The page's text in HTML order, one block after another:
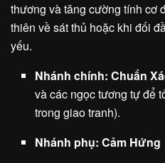
thương và tăng cường tính cơ
thiên về sát thủ hoặc khi đối
yếu.
Nhánh chính: Chuẩn
và các ngọc tương tự để
trong giao tranh).
Nhánh phụ: Cảm Hứng